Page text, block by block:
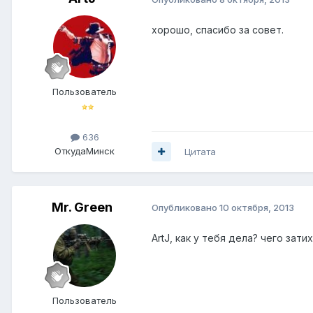
Пользователь
636
ОткудаМинск
хорошо, спасибо за совет.
Цитата
Mr. Green
Пользователь
Опубликовано 10 октября, 2013
ArtJ, как у тебя дела? чего